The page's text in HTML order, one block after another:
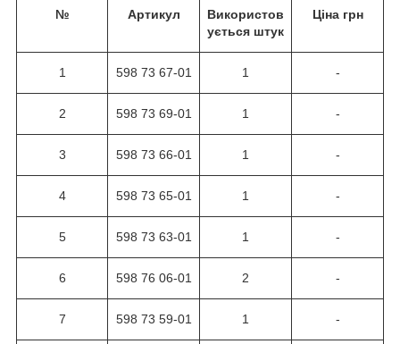
№ Артикул
Використов
ується штук
Ціна грн
1 598 73 67-01 1 -
2 598 73 69-01 1 -
3 598 73 66-01 1 -
4 598 73 65-01 1 -
5 598 73 63-01 1 -
6 598 76 06-01 2 -
7 598 73 59-01 1 -